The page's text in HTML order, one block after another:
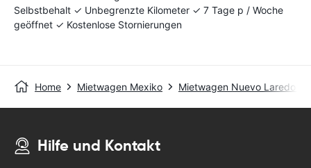
Selbstbehalt ✓ Unbegrenzte Kilometer ✓ 7 Tage p / Woche
geöffnet ✓ Kostenlose Stornierungen
Home Mietwagen Mexiko Mietwagen Nuevo Laredo -
Hilfe und Kontakt